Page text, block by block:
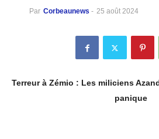
Par Corbeaunews - 25 août 2024
Terreur à Zémio : Les miliciens
panique